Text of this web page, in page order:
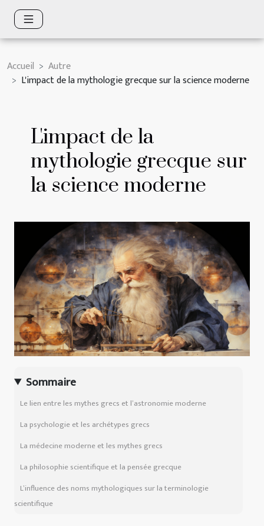
Accueil
Autre
L'impact de la mythologie grecque sur la science moderne
L'impact de la
mythologie grecque sur
la science moderne
Sommaire
Le lien entre les mythes grecs et l’astronomie moderne
La psychologie et les archétypes grecs
La médecine moderne et les mythes grecs
La philosophie scientifique et la pensée grecque
L’influence des noms mythologiques sur la terminologie
scientifique